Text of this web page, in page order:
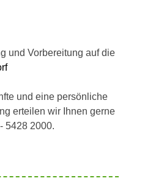
und Vorbereitung auf die
und eine persönliche
erteilen wir Ihnen gerne
5428 2000.